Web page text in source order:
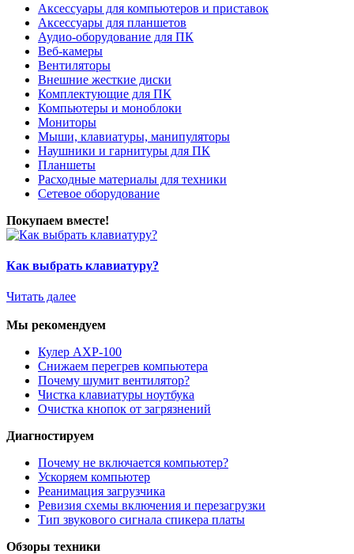
Аксессуары для компьютеров и приставок
Аксессуары для планшетов
Аудио-оборудование для ПК
Веб-камеры
Вентиляторы
Внешние жесткие диски
Комплектующие для ПК
Компьютеры и моноблоки
Мониторы
Мыши, клавиатуры, манипуляторы
Наушники и гарнитуры для ПК
Планшеты
Расходные материалы для техники
Сетевое оборудование
Покупаем вместе!
Как выбрать клавиатуру?
Читать далее
Мы рекомендуем
Кулер AXP-100
Снижаем перегрев компьютера
Почему шумит вентилятор?
Чистка клавиатуры ноутбука
Очистка кнопок от загрязнений
Диагностируем
Почему не включается компьютер?
Ускоряем компьютер
Реанимация загрузчика
Ревизия схемы включения и перезагрузки
Тип звукового сигнала спикера платы
Обзоры техники